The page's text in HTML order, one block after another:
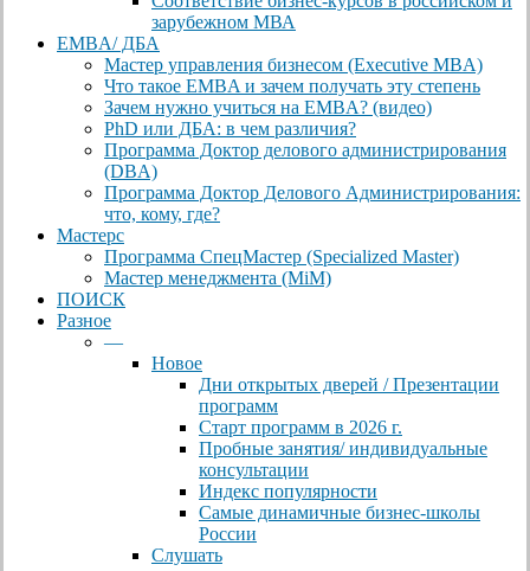
зарубежном МВА
EMBA/ ДБA
Мастер управления бизнесом (Executive MBA)
Что такое EMBA и зачем получать эту степень
Зачем нужно учиться на EMBA? (видео)
PhD или ДБА: в чем различия?
Программа Доктор делового администрирования
(DBА)
Программа Доктор Делового Администрирования:
что, кому, где?
Мастерс
Программа СпецМастер (Specialized Master)
Мастер менеджмента (MiM)
ПОИСК
Разное
—
Новое
Дни открытых дверей / Презентации
программ
Старт программ в 2026 г.
Пробные занятия/ индивидуальные
консультации
Индекс популярности
Самые динамичные бизнес-школы
России
Слушать